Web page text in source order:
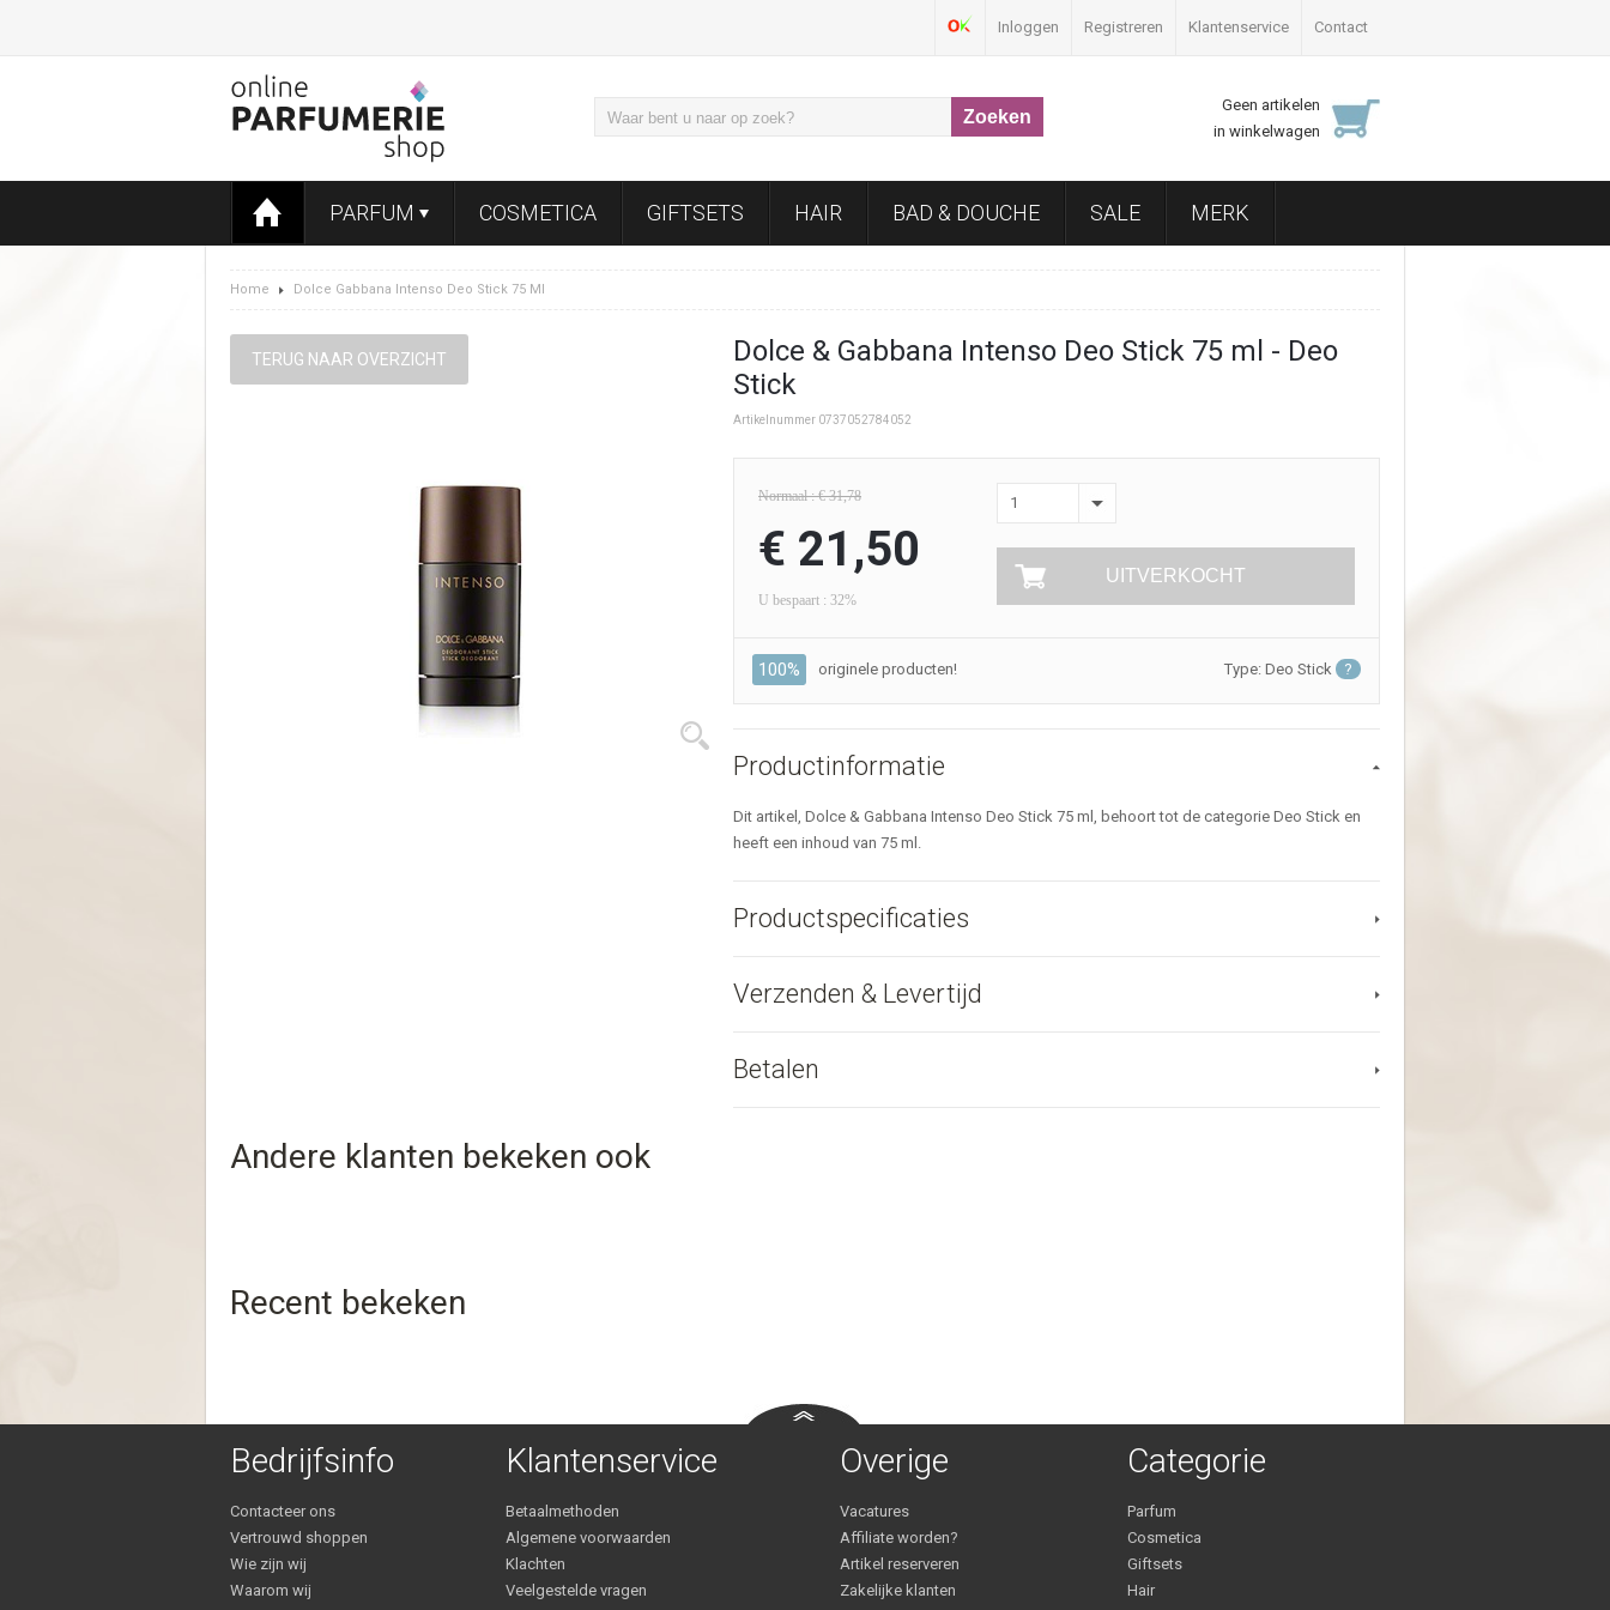
Inloggen Registreren Klantenservice Contact
Geen artikelen
in winkelwagen
PARFUM COSMETICA GIFTSETS HAIR BAD & DOUCHE SALE MERK
Home Dolce Gabbana Intenso Deo Stick 75 Ml
TERUG NAAR OVERZICHT
Dolce & Gabbana Intenso Deo Stick 75 ml - Deo
Stick
Artikelnummer 0737052784052
Normaal : € 31,78
€ 21,50
U bespaart : 32%
1
UITVERKOCHT
100% originele producten! Type: Deo Stick ?
Productinformatie
Dit artikel, Dolce & Gabbana Intenso Deo Stick 75 ml, behoort tot de categorie Deo Stick en
heeft een inhoud van 75 ml.
Productspecificaties
Verzenden & Levertijd
Betalen
Andere klanten bekeken ook
Recent bekeken
Bedrijfsinfo
Contacteer ons
Vertrouwd shoppen
Wie zijn wij
Waarom wij
Klantenservice
Betaalmethoden
Algemene voorwaarden
Klachten
Veelgestelde vragen
Overige
Vacatures
Affiliate worden?
Artikel reserveren
Zakelijke klanten
Categorie
Parfum
Cosmetica
Giftsets
Hair